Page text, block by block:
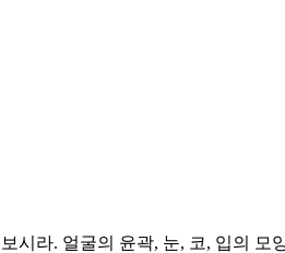
시라. 얼굴의 윤곽, 눈, 코, 입의 모